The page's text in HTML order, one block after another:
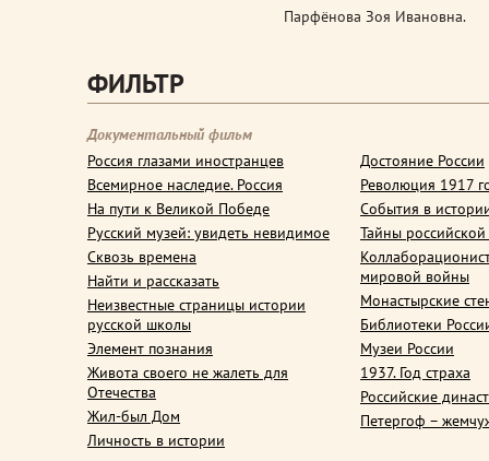
Парфёнова Зоя Ивановна.
ФИЛЬТР
Документальный фильм
Россия глазами иностранцев
Всемирное наследие. Россия
На пути к Великой Победе
Русский музей: увидеть невидимое
Сквозь времена
Найти и рассказать
Неизвестные страницы истории
русской школы
Элемент познания
Живота своего не жалеть для
Отечества
Жил-был Дом
Личность в истории
Достояние России
Революция 1917
События в
Тайны
мировой войны
Монастырские
Библиотеки
Музеи России
1937. Год страха
Российские
Петергоф –